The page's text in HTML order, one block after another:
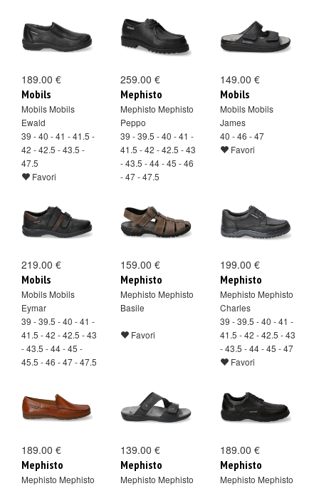
189.00 €
Mobils
Mobils Mobils
Ewald
39 - 40 - 41 - 41.5 -
42 - 42.5 - 43.5 -
47.5
Favori
259.00 €
Mephisto
Mephisto Mephisto
Peppo
39 - 39.5 - 40 - 41 -
41.5 - 42 - 42.5 - 43
- 43.5 - 44 - 45 - 46
- 47 - 47.5
149.00 €
Mobils
Mobils Mobils
James
40 - 46 - 47
Favori
219.00 €
Mobils
Mobils Mobils
Eymar
39 - 39.5 - 40 - 41 -
41.5 - 42 - 42.5 - 43
- 43.5 - 44 - 45 -
45.5 - 46 - 47 - 47.5
159.00 €
Mephisto
Mephisto Mephisto
Basile
Favori
199.00 €
Mephisto
Mephisto Mephisto
Charles
39 - 39.5 - 40 - 41 -
41.5 - 42 - 42.5 - 43
- 43.5 - 44 - 45 - 47
Favori
189.00 €
Mephisto
Mephisto Mephisto
139.00 €
Mephisto
Mephisto Mephisto
189.00 €
Mephisto
Mephisto Mephisto